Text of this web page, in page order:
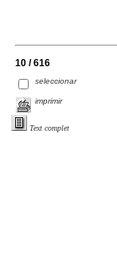
10 / 616
seleccionar
imprimir
Text complet